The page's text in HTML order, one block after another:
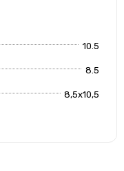
10.5
8.5
8,5х10,5